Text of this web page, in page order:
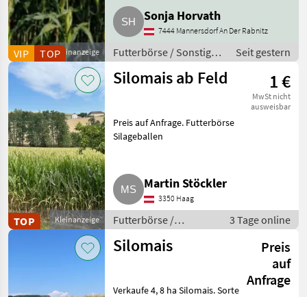
KATEGORIE
WÄHLEN
Futterbörse
1.614
MARKTPLATZ
Marktplatz Händlerangebote
Kleinanzeige
VIP TOP
Anfrage. Futterbörse Sonstige
FuttermittelSonja Horvath
7444 Mannersdorf An Der Rabnitz
Futterbörse / Sonstige
Futtermittel
Seit gestern
Kleinanzeige
TOP
Silomais ab Feld 1 €
MwSt nicht
ausweisbar
Preis auf Anfrage. Futterbörse
Silageballen
Martin Stöckler
3350 Haag
Futterbörse /
Silageballen
3 Tage online
Silomais
Preis
auf
Anfrage
Verkaufe 4, 8 ha Silomais. Sorte